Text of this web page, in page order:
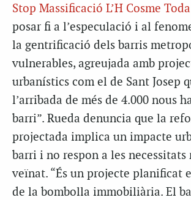
Stop Massificació L’H Cosme Toda
posar fi a l’especulació i al
la gentrificació dels barris
vulnerables, agreujada amb
urbanístics com el de Sant Josep
l’arribada de més de 4.000 nous
barri”. Rueda denuncia que la
projectada implica un impacte
barri i no respon a les necessitats
veïnat. “És un projecte planificat
de la bombolla immobiliària. El